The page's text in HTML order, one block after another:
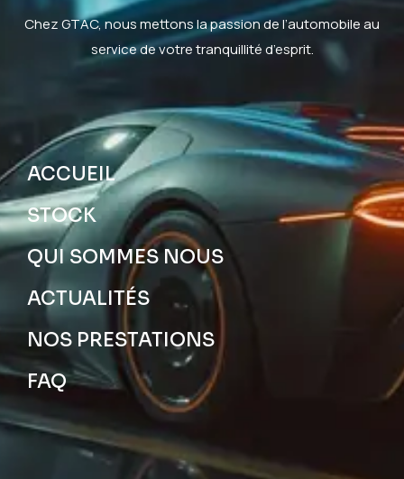
Chez GTAC, nous mettons la passion de l’automobile au
service de votre tranquillité d’esprit.
ACCUEIL
STOCK
QUI SOMMES NOUS
ACTUALITÉS
NOS PRESTATIONS
FAQ